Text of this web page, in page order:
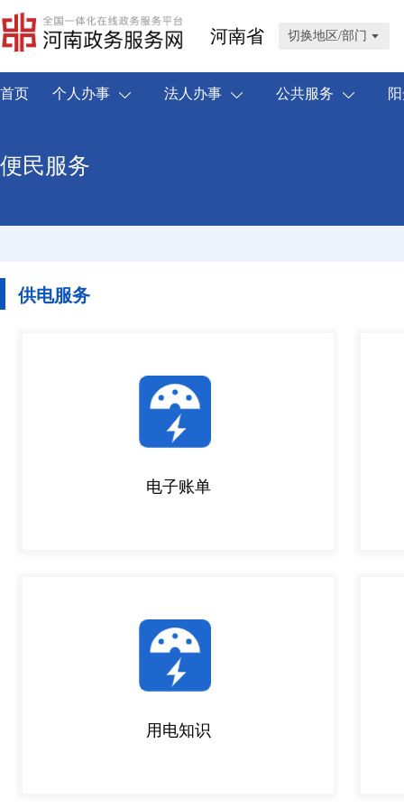
河南省 切换地区/部门
首页 个人办事 法人办事 公共服务
便民服务
供电服务
电子账单
用电知识